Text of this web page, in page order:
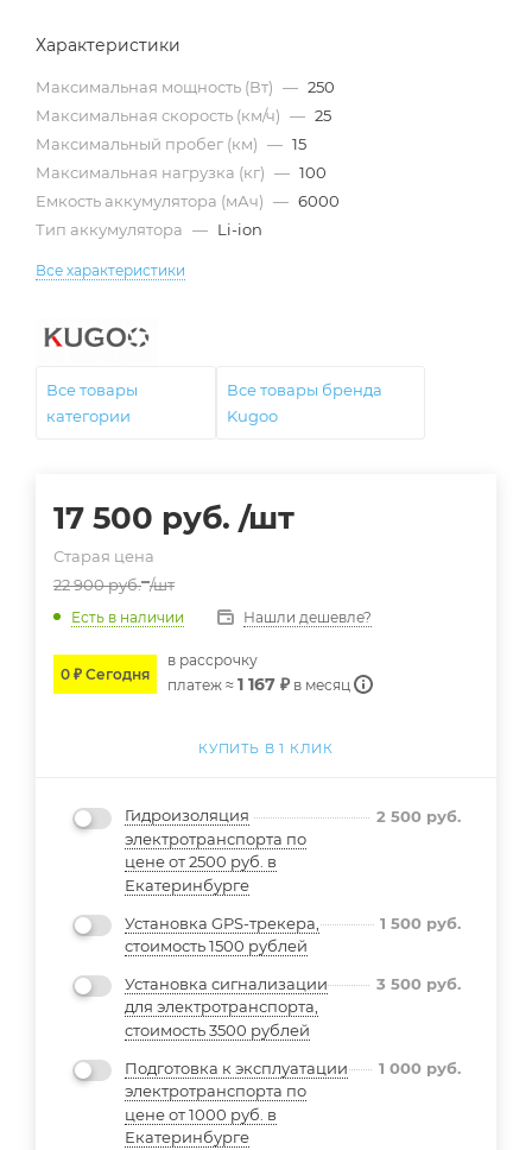
Характеристики
Максимальная мощность (Вт) — 250
Максимальная скорость (км/ч) — 25
Максимальный пробег (км) — 15
Максимальная нагрузка (кг) — 100
Емкость аккумулятора (мАч) — 6000
Тип аккумулятора — Li-ion
Все характеристики
Все товары
категории
Все товары бренда
Kugoo
17 500 руб. /шт
Старая цена
22 900руб. /шт
Есть в наличии Нашли дешевле?
0 ₽ Сегодня
в расcрочку
платеж ≈ 1 167 ₽ в месяц
КУПИТЬ В 1 КЛИК
Гидроизоляция
электротранспорта по
цене от 2500 руб. в
Екатеринбурге
2 500 руб.
Установка GPS-трекера,
стоимость 1500 рублей
1 500 руб.
Установка сигнализации
для электротранспорта,
стоимость 3500 рублей
3 500 руб.
Подготовка к эксплуатации
электротранспорта по
цене от 1000 руб. в
Екатеринбурге
1 000 руб.